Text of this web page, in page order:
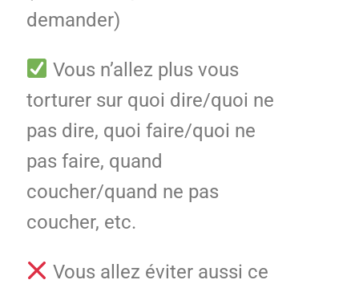
demander)
Vous n’allez plus vous
torturer sur quoi dire/quoi ne
pas dire, quoi faire/quoi ne
pas faire, quand
coucher/quand ne pas
coucher, etc.
Vous allez éviter aussi ce